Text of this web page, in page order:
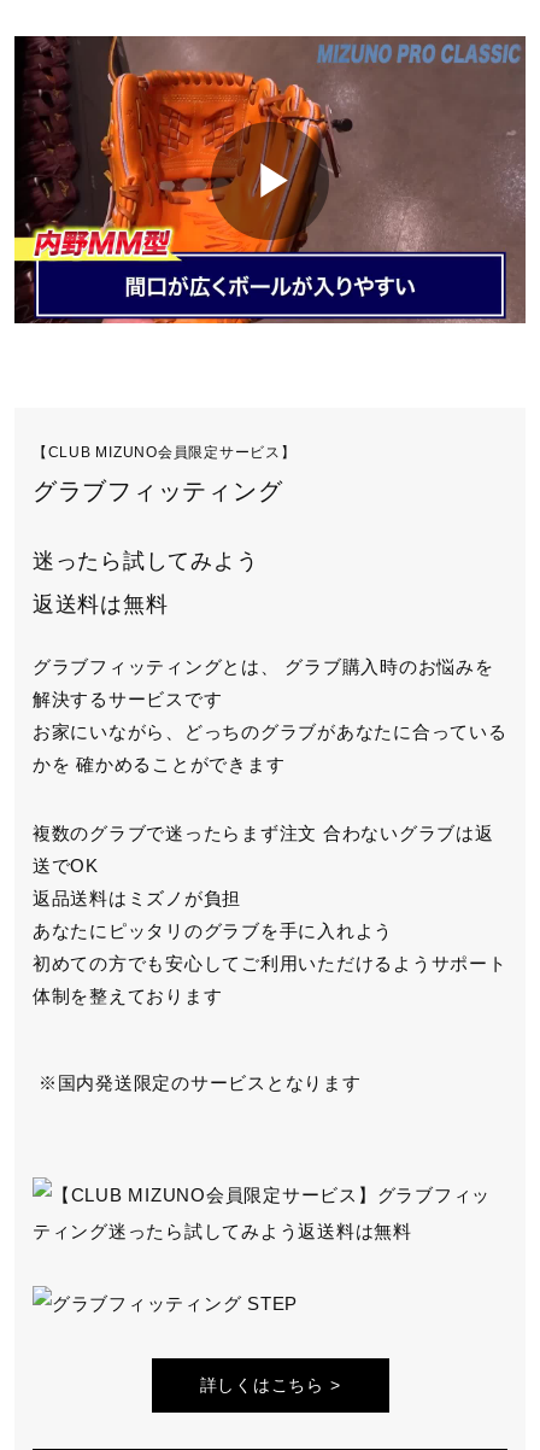
【CLUB MIZUNO会員限定サービス】
グラブフィッティング
迷ったら試してみよう
返送料は無料
グラブフィッティングとは、
グラブ購入時のお悩みを
解決するサービスです
お家にいながら、どっちのグラブがあなたに合っている
かを 確かめることができます
複数のグラブで迷ったらまず注文 合わないグラブは返
送でOK
返品送料はミズノが負担
あなたにピッタリのグラブを手に入れよう
初めての方でも安心してご利用いただけるよう サポート
体制を整えております
国内発送限定のサービスとなります
詳しくはこちら